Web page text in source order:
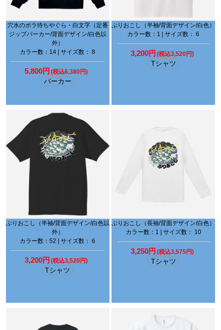
穴水のボラ待ちやぐら・白文字（定番
ジップパーカー/背面デザイン/白色以
外）
カラー数：14 | サイズ数： 8
5,800円 (税込6,380円)
パーカー
ぶりおこし（半袖/背面デザイン/白色）
カラー数：1 | サイズ数： 6
3,200円 (税込3,520円)
Tシャツ
ぶりおこし（半袖/背面デザイン/白色以
外）
カラー数：52 | サイズ数： 6
3,200円 (税込3,520円)
Tシャツ
ぶりおこし（長袖/背面デザイン/白色）
カラー数：1 | サイズ数： 10
3,250円 (税込3,575円)
Tシャツ